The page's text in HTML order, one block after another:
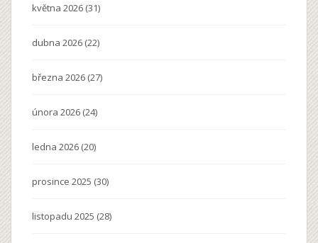
května 2026 (31)
dubna 2026 (22)
března 2026 (27)
února 2026 (24)
ledna 2026 (20)
prosince 2025 (30)
listopadu 2025 (28)